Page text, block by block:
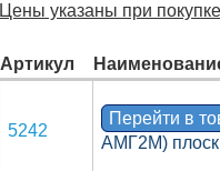
Цены указаны при
Артикул
5242
Перейти в
АМГ2М)